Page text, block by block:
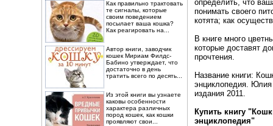
Как правильно трактовать
те сигналы, которые
своим поведением
посылает ваша кошка?
Как реагировать на...
Автор книги, заводчик
кошек Мириам Филдс-
Бабино утверждает, что
достаточно в день
тратить всего по десять...
Из этой книги вы узнаете
каковы особенности
характера различных
пород кошек, как кошки
проявляют свои...
определить, что
понимать своего
котята; как
В книге много
которые доставят
прочтения.
Название книги:
энциклопедия.
издания 2011.
Купить книгу
энциклопедия"